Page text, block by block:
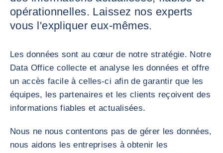
opérationnelles. Laissez nos experts
vous l'expliquer eux-mêmes.
Les données sont au cœur de notre stratégie. Notre
Data Office collecte et analyse les données et offre
un accès facile à celles-ci afin de garantir que les
équipes, les partenaires et les clients reçoivent des
informations fiables et actualisées.
Nous ne nous contentons pas de gérer les données,
nous aidons les entreprises à obtenir les